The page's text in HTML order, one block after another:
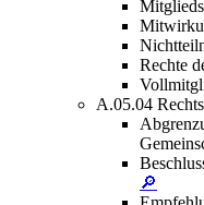
Rechte
A.05.04
🔎